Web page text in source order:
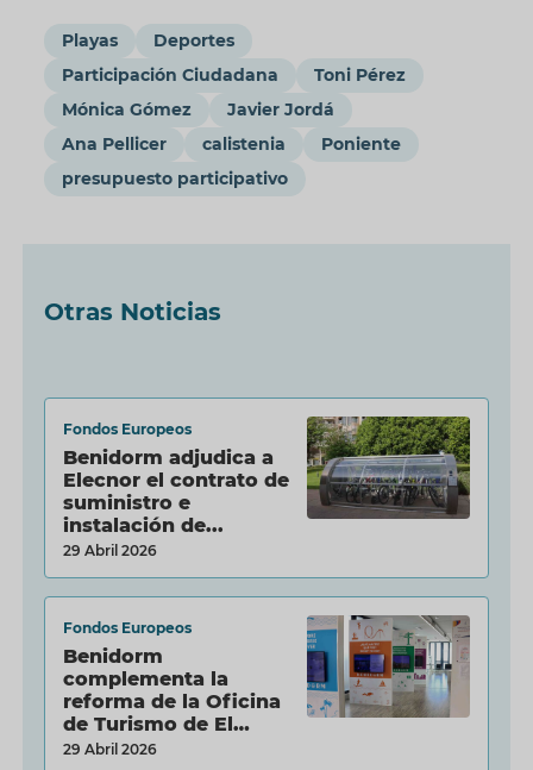
Playas
Deportes
Participación Ciudadana
Toni Pérez
Mónica Gómez
Javier Jordá
Ana Pellicer
calistenia
Poniente
presupuesto participativo
Otras Noticias
Fondos Europeos
Benidorm adjudica a
Elecnor el contrato de
suministro e
instalación de...
29 Abril 2026
Fondos Europeos
Benidorm
complementa la
reforma de la Oficina
de Turismo de El
Torrejó...
29 Abril 2026